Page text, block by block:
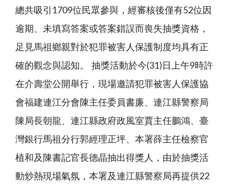
總共吸引1709位民眾參與，經審核後僅有52位因
逾期、未填寫答案或答案錯誤而喪失抽獎資格，
足見馬祖鄉親對於犯罪被害人保護制度均具有正
確的觀念與認知。 抽獎活動於今(31)日上午9時許
在介壽堂公開舉行，現場邀請犯罪被害人保護協
會福建連江分會陳主任委員書廉、連江縣警察局
陳局長朝龍、連江縣政府政風室賈主任鵬鴻、臺
灣銀行馬祖分行郭經理正坪、本署薛主任檢察官
植和及陳書記官長德晶抽出得獎人，由於抽獎活
動炒熱現場氣氛，本署及連江縣警察局再提供22